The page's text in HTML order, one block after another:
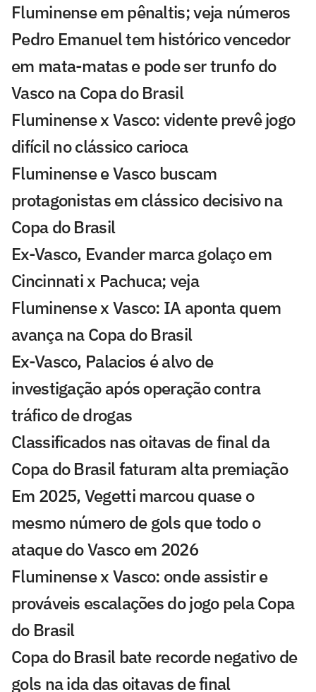
Fluminense em pênaltis; veja números
Pedro Emanuel tem histórico vencedor
em mata-matas e pode ser trunfo do
Vasco na Copa do Brasil
Fluminense x Vasco: vidente prevê jogo
difícil no clássico carioca
Fluminense e Vasco buscam
protagonistas em clássico decisivo na
Copa do Brasil
Ex-Vasco, Evander marca golaço em
Cincinnati x Pachuca; veja
Fluminense x Vasco: IA aponta quem
avança na Copa do Brasil
Ex-Vasco, Palacios é alvo de
investigação após operação contra
tráfico de drogas
Classificados nas oitavas de final da
Copa do Brasil faturam alta premiação
Em 2025, Vegetti marcou quase o
mesmo número de gols que todo o
ataque do Vasco em 2026
Fluminense x Vasco: onde assistir e
prováveis escalações do jogo pela Copa
do Brasil
Copa do Brasil bate recorde negativo de
gols na ida das oitavas de final